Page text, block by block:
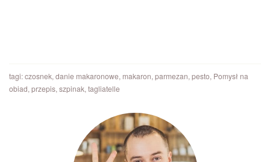
tagi:czosnek, danie makaronowe, makaron, parmezan, pesto, Pomysł na
obiad, przepis, szpinak, tagliatelle